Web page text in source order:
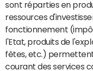
sont réparties en
ressources
fonctionnement
l'Etat, produits de
fêtes, etc.)
courant des services